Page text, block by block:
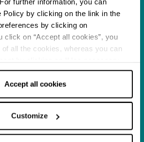
Policy by clicking on the link in the
by clicking on
click on “Accept all cookies”, you
all the cookies, whereas you can
the technical cookies for the
of the website will be used.
Accept all cookies
Customize
bolognese in
Bolognese
bambini